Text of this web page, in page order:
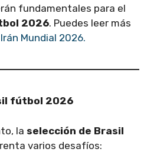
fundamentales para el
2026. Puedes leer más
Mundial 2026.
fútbol 2026
la selección de Brasil
varios desafíos: